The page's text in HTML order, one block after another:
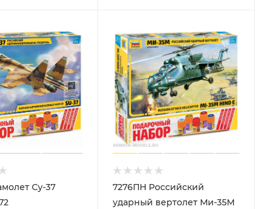
Су-37
7276ПН Российский
ударный вертолет Ми-35М